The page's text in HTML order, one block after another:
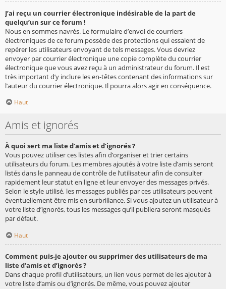
J’ai reçu un courrier électronique indésirable de la part de
quelqu’un sur ce forum !
Nous en sommes navrés. Le formulaire d’envoi de courriers
électroniques de ce forum possède des protections qui essaient de
repérer les utilisateurs envoyant de tels messages. Vous devriez
envoyer par courrier électronique une copie complète du courrier
électronique que vous avez reçu à un administrateur du forum. Il est
très important d’y inclure les en-têtes contenant des informations sur
l’auteur du courrier électronique. Il pourra alors agir en conséquence.
Haut
Amis et ignorés
À quoi sert ma liste d’amis et d’ignorés ?
Vous pouvez utiliser ces listes afin d’organiser et trier certains
utilisateurs du forum. Les membres ajoutés à votre liste d’amis seront
listés dans le panneau de contrôle de l’utilisateur afin de consulter
rapidement leur statut en ligne et leur envoyer des messages privés.
Selon le style utilisé, les messages publiés par ces utilisateurs peuvent
éventuellement être mis en surbrillance. Si vous ajoutez un utilisateur à
votre liste d’ignorés, tous les messages qu’il publiera seront masqués
par défaut.
Haut
Comment puis-je ajouter ou supprimer des utilisateurs de ma
liste d’amis et d’ignorés ?
Dans chaque profil d’utilisateurs, un lien vous permet de les ajouter à
votre liste d’amis ou d’ignorés. De même, vous pouvez ajouter